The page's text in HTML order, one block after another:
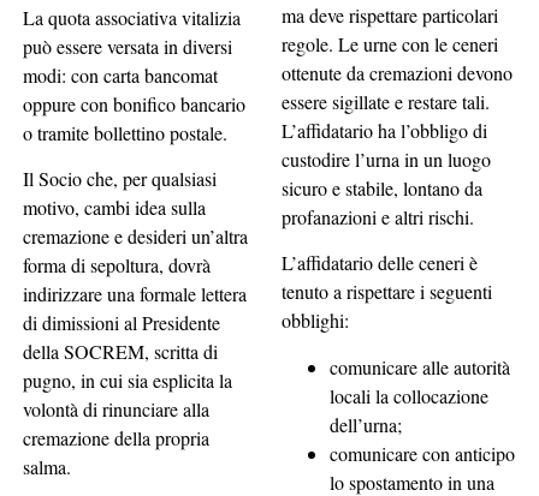
La quota associativa vitalizia
può essere versata in diversi
modi: con carta bancomat
oppure con bonifico bancario
o tramite bollettino postale.
Il Socio che, per qualsiasi
motivo, cambi idea sulla
cremazione e desideri un’altra
forma di sepoltura, dovrà
indirizzare una formale lettera
di dimissioni al Presidente
della SOCREM, scritta di
pugno, in cui sia esplicita la
volontà di rinunciare alla
cremazione della propria
salma.
ma deve rispettare particolari
regole. Le urne con le ceneri
ottenute da cremazioni devono
essere sigillate e restare tali.
L’affidatario ha l’obbligo di
custodire l’urna in un luogo
sicuro e stabile, lontano da
profanazioni e altri rischi.
L’affidatario delle ceneri è
tenuto a rispettare i seguenti
obblighi:
comunicare alle autorità
locali la collocazione
dell’urna;
comunicare con anticipo
lo spostamento in una